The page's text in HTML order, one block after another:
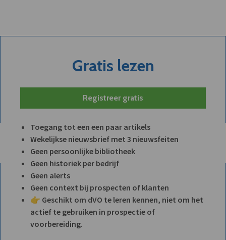
Gratis lezen
Registreer gratis
Toegang tot een een paar artikels
Wekelijkse nieuwsbrief met 3 nieuwsfeiten
Geen persoonlijke bibliotheek
Geen historiek per bedrijf
Geen alerts
Geen context bij prospecten of klanten
👉 Geschikt om dVO te leren kennen, niet om het
actief te gebruiken in prospectie of
voorbereiding.